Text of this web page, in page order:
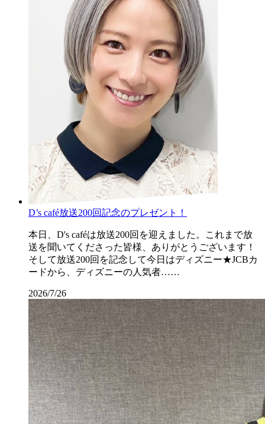
D’s café放送200回記念のプレゼント！
本日、D's caféは放送200回を迎えました。これまで放
送を聞いてくださった皆様、ありがとうございます！
そして放送200回を記念して今日はディズニー★JCBカ
ードから、ディズニーの人気者……
2026/7/26